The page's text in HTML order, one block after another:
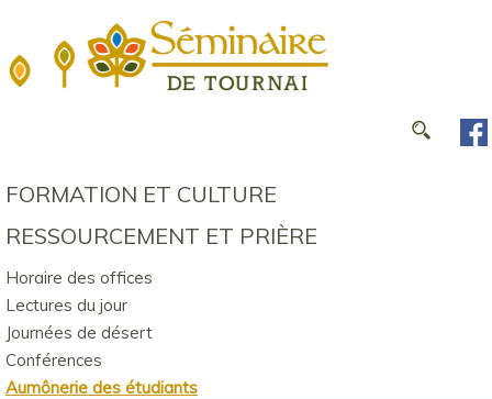
FORMATION ET CULTURE
RESSOURCEMENT ET PRIÈRE
Horaire des offices
Lectures du jour
Journées de désert
Conférences
Aumônerie des étudiants